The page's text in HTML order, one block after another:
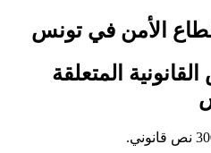
الأمن في تونس
المتعلقة